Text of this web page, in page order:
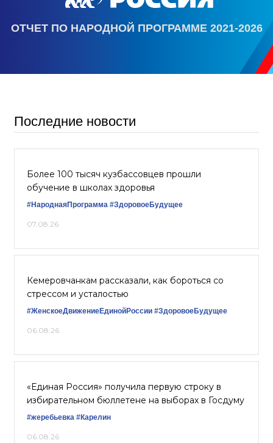
ОТЧЕТ ПО НАРОДНОЙ ПРОГРАММЕ 2021-2026
Последние новости
Более 100 тысяч кузбассовцев прошли
обучение в школах здоровья
#НароднаяПрограмма #ЗдоровоеБудущее
07.08.26
Кемеровчанкам рассказали, как бороться со
стрессом и усталостью
#ЖенскоеДвижениеЕдинойРоссии #ЗдоровоеБудущее
06.08.26
«Единая Россия» получила первую строку в
избирательном бюллетене на выборах в Госдуму
#жеребьевка #Карелин
06.08.26